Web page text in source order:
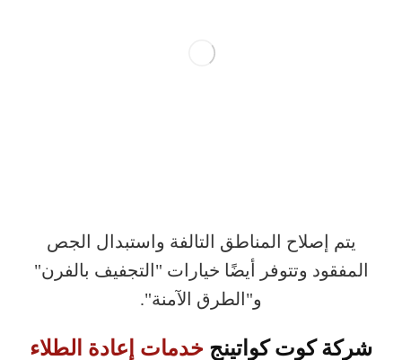
يتم إصلاح المناطق التالفة واستبدال الجص
المفقود وتتوفر أيضًا خيارات "التجفيف بالفرن"
و"الطرق الآمنة".
شركة كوت كواتينج خدمات إعادة الطلاء